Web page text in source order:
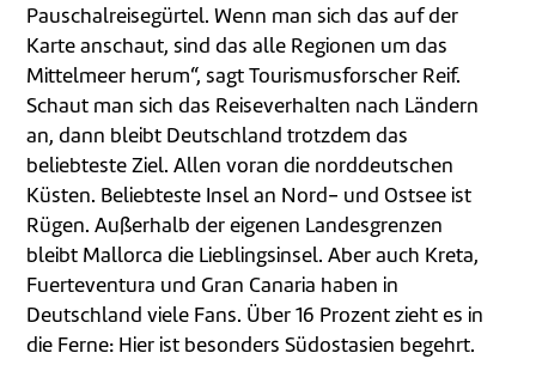
Pauschalreisegürtel. Wenn man sich das auf der
Karte anschaut, sind das alle Regionen um das
Mittelmeer herum“, sagt Tourismusforscher Reif.
Schaut man sich das Reiseverhalten nach Ländern
an, dann bleibt Deutschland trotzdem das
beliebteste Ziel. Allen voran die norddeutschen
Küsten. Beliebteste Insel an Nord- und Ostsee ist
Rügen. Außerhalb der eigenen Landesgrenzen
bleibt Mallorca die Lieblingsinsel. Aber auch Kreta,
Fuerteventura und Gran Canaria haben in
Deutschland viele Fans. Über 16 Prozent zieht es in
die Ferne: Hier ist besonders Südostasien begehrt.